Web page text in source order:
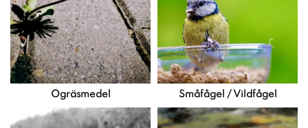
Ogräsmedel Småfågel / Vildfågel